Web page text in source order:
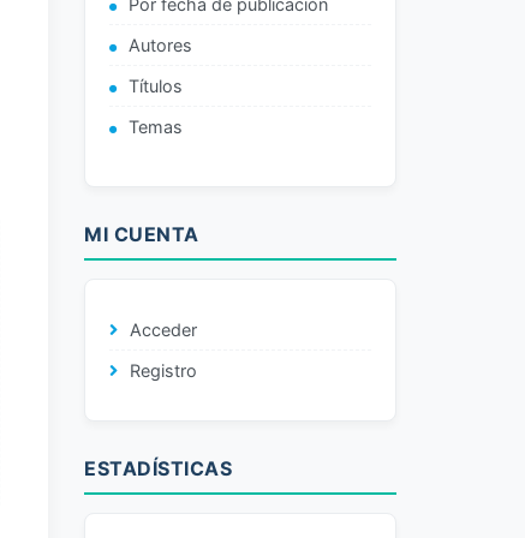
Por fecha de publicación
Autores
Títulos
Temas
MI CUENTA
Acceder
Registro
ESTADÍSTICAS